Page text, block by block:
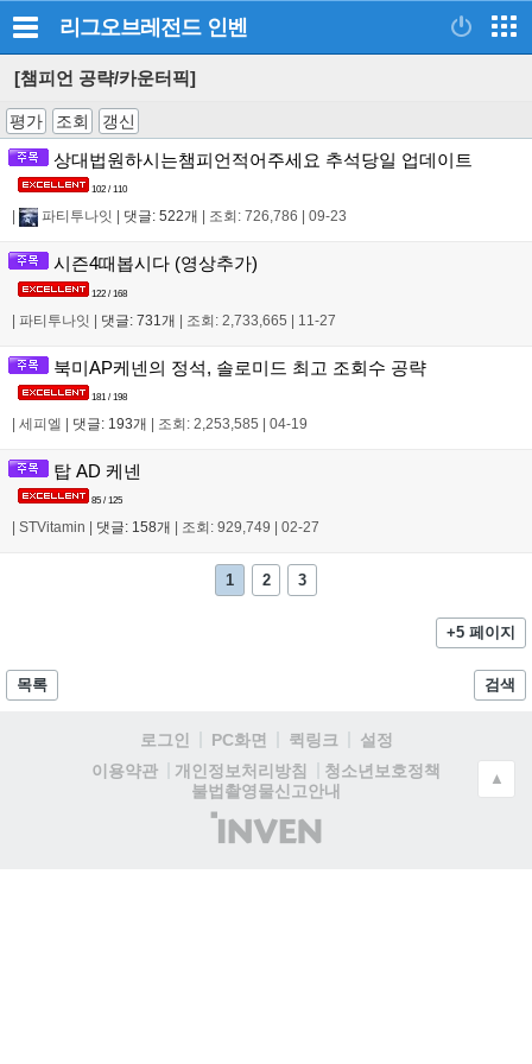
리그오브레전드 인벤
[챔피언 공략/카운터픽]
평가 조회 갱신
상대법원하시는챔피언적어주세요 추석당일 업데이트
102 / 110
파티투나잇 댓글: 522개 조회: 726,786 09-23
시즌4때봅시다 (영상추가)
122 / 168
| 파티투나잇 | 댓글: 731개 | 조회: 2,733,665 | 11-27
북미AP케넨의 정석, 솔로미드 최고 조회수 공략
181 / 198
세피엘 댓글: 193개 조회: 2,253,585 04-19
탑 AD 케넨
85 / 125
STVitamin 댓글: 158개 조회: 929,749 02-27
1 2 3
+5 페이지
목록 검색
로그인 PC화면 퀵링크
설정
이용약관
개인정보처리방침
청소년보호정책
불법촬영물신고안내
(주)
인
▲